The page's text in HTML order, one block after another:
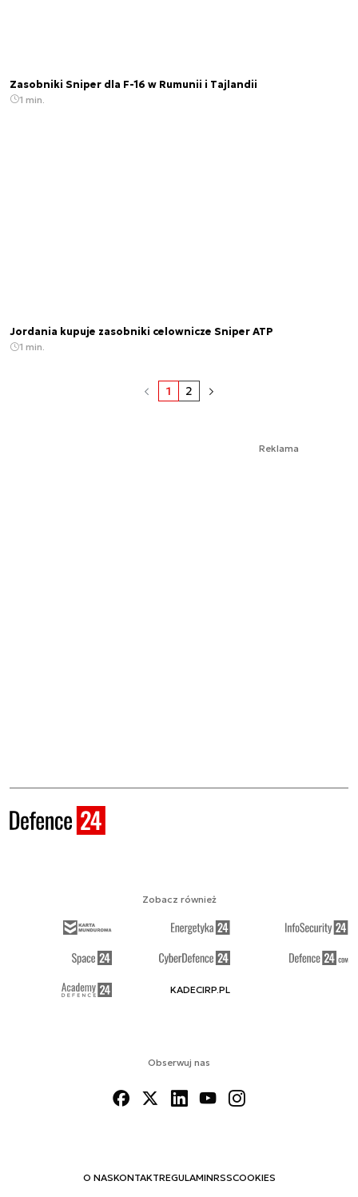
Zasobniki Sniper dla F-16 w Rumunii i Tajlandii
1 min.
Jordania kupuje zasobniki celownicze Sniper ATP
1 min.
1 2
Reklama
Obserwuj nas
O NASKONTAKTREGULAMINRSSCOOKIES
Zobacz również
KADECIRP.PL